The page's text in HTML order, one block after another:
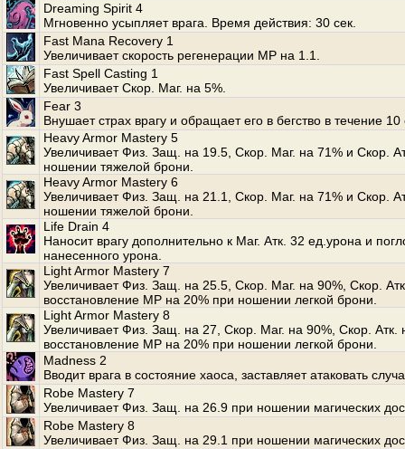
Dreaming Spirit 4
Мгновенно усыпляет врага. Время действия: 30 сек.
Fast Mana Recovery 1
Увеличивает скорость регенерации MP на 1.1.
Fast Spell Casting 1
Увеличивает Скор. Маг. на 5%.
Fear 3
Внушает страх врагу и обращает его в бегство в течение 10
Heavy Armor Mastery 5
Увеличивает Физ. Защ. на 19.5, Скор. Маг. на 71% и Скор.
ношении тяжелой брони.
Heavy Armor Mastery 6
Увеличивает Физ. Защ. на 21.1, Скор. Маг. на 71% и Скор.
ношении тяжелой брони.
Life Drain 4
Наносит врагу дополнительно к Маг. Атк. 32 ед.урона и
нанесенного урона.
Light Armor Mastery 7
Увеличивает Физ. Защ. на 25.5, Скор. Маг. на 90%, Скор.
восстановление MP на 20% при ношении легкой брони.
Light Armor Mastery 8
Увеличивает Физ. Защ. на 27, Скор. Маг. на 90%, Скор. Атк.
восстановление MP на 20% при ношении легкой брони.
Madness 2
Вводит врага в состояние хаоса, заставляет атаковать
Robe Mastery 7
Увеличивает Физ. Защ. на 26.9 при ношении магических
Robe Mastery 8
Увеличивает Физ. Защ. на 29.1 при ношении магических